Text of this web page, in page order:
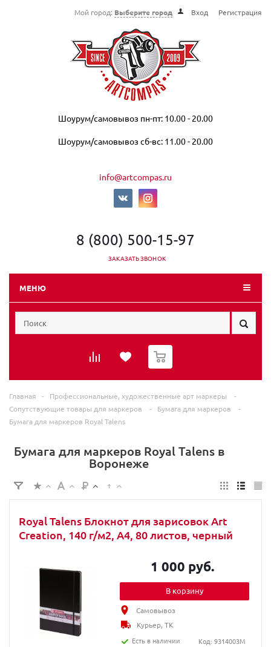
Мой город: Выберите город Вход Регистрация
Шоурум/самовывоз пн-пт: 10.00 - 20.00
Шоурум/самовывоз сб-вс: 11.00 - 20.00
info@artcompas.ru
8 (800) 500-15-97
ЗАКАЗАТЬ ЗВОНОК
МЕНЮ
0
Главная - Профессиональные, художественные арт маркеры
-
Сопутствующие товары для маркеров
- Бумага для маркеров
-
Бумага для маркеров Royal Talens
Бумага для маркеров Royal Talens в
Воронеже
Royal Talens Блокнот для зарисовок Art
Creation, 140 г/м2, A4, 80 листов, черный
1 000 руб.
В корзину
Самовывоз
Курьер, ТК
Есть в наличии
Код: 9314003M